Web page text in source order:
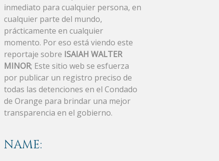
inmediato para cualquier persona, en
cualquier parte del mundo,
prácticamente en cualquier
momento. Por eso está viendo este
reportaje sobre ISAIAH WALTER
MINOR; Este sitio web se esfuerza
por publicar un registro preciso de
todas las detenciones en el Condado
de Orange para brindar una mejor
transparencia en el gobierno.
NAME: